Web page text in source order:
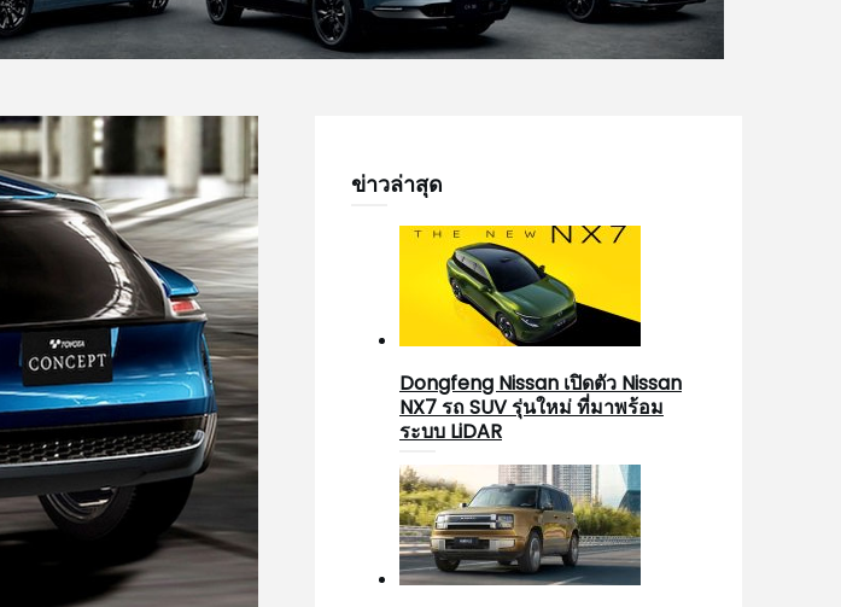
ข่าวล่าสุด
Dongfeng Nissan เปิดตัว Nissan
NX7 รถ SUV รุ่นใหม่ ที่มาพร้อม
ระบบ LiDAR